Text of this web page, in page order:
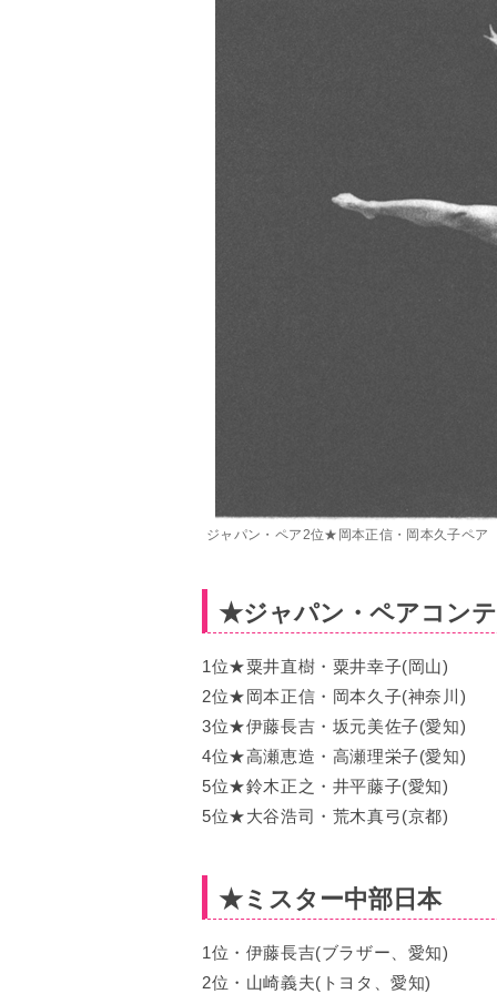
ジャパン・ペア2位★岡本正信・岡本久子ペア
★ジャパン・ペアコン
1位★粟井直樹・粟井幸子(岡山)
2位★岡本正信・岡本久子(神奈川)
3位★伊藤長吉・坂元美佐子(愛知)
4位★高瀬恵造・高瀬理栄子(愛知)
5位★鈴木正之・井平藤子(愛知)
5位★大谷浩司・荒木真弓(京都)
★ミスター中部日本
1位・伊藤長吉(ブラザー、愛知)
2位・山崎義夫(トヨタ、愛知)